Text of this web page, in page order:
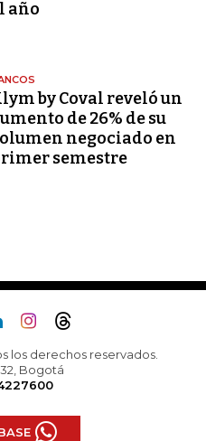
año
by Coval reveló un
de 26% de su
negociado en
semestre
los derechos reservados.
32, Bogotá